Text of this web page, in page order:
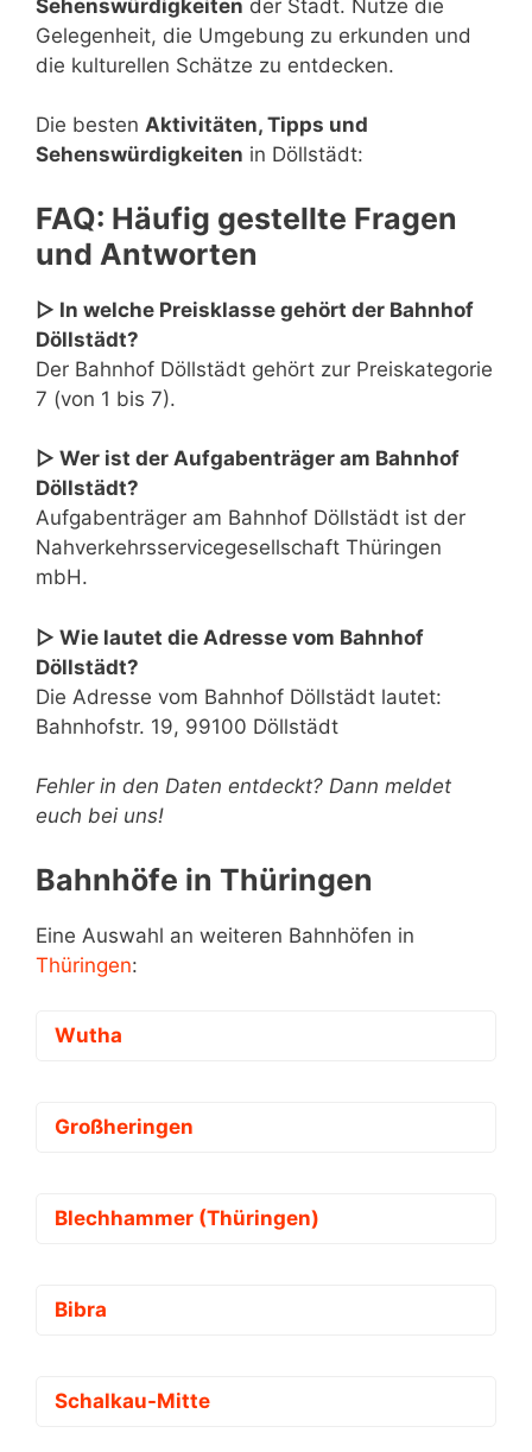
Sehenswürdigkeiten der Stadt. Nutze die
Gelegenheit, die Umgebung zu erkunden und
die kulturellen Schätze zu entdecken.
Die besten Aktivitäten, Tipps und
Sehenswürdigkeiten in Döllstädt:
FAQ: Häufig gestellte Fragen
und Antworten
▷ In welche Preisklasse gehört der Bahnhof
Döllstädt?
Der Bahnhof Döllstädt gehört zur Preiskategorie
7 (von 1 bis 7).
▷ Wer ist der Aufgabenträger am Bahnhof
Döllstädt?
Aufgabenträger am Bahnhof Döllstädt ist der
Nahverkehrsservicegesellschaft Thüringen
mbH.
▷ Wie lautet die Adresse vom Bahnhof
Döllstädt?
Die Adresse vom Bahnhof Döllstädt lautet:
Bahnhofstr. 19, 99100 Döllstädt
Fehler in den Daten entdeckt? Dann meldet
euch bei uns!
Bahnhöfe in Thüringen
Eine Auswahl an weiteren Bahnhöfen in
Thüringen:
Wutha
Großheringen
Blechhammer (Thüringen)
Bibra
Schalkau-Mitte